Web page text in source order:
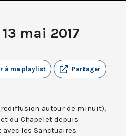
mai 2017
Partager
à ma playlist
autour de minuit),
du Chapelet depuis
les Sanctuaires.